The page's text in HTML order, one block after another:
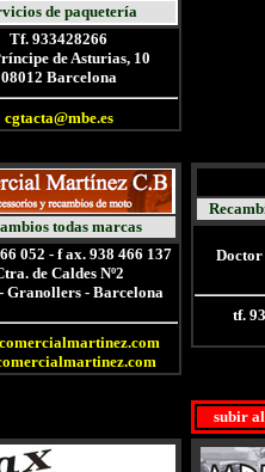
de paquetería
Tf. 933428266
de Asturias, 10
08012 Barcelona
cgtacta@mbe.es
todas marcas
052 - f ax. 938 466 137
de Caldes Nº2
Granollers - Barcelona
Doctor
tf.
subir